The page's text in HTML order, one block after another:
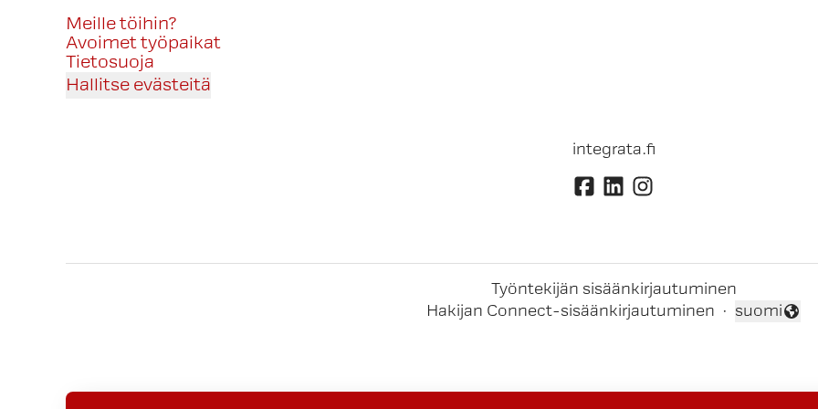
Meille töihin?
Avoimet työpaikat
Tietosuoja
Hallitse evästeitä
integrata.fi
Työntekijän sisäänkirjautuminen
Hakijan Connect-sisäänkirjautuminen · Vaihda kieli
suomi